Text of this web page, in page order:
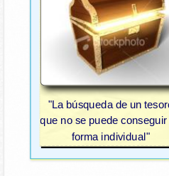
"La búsqueda de un
que no se puede conseguir
forma individual"